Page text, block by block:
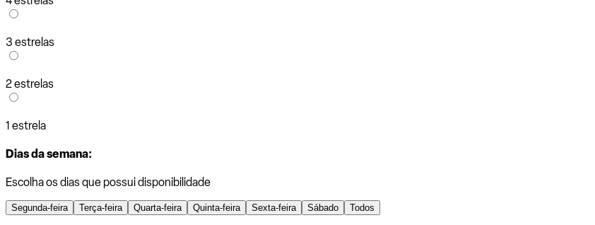
3 estrelas
2 estrelas
1 estrela
Dias da semana:
Escolha os dias que possui disponibilidade
Segunda-feira Terça-feira Quarta-feira Quinta-feira Sexta-feira Sábado Todos